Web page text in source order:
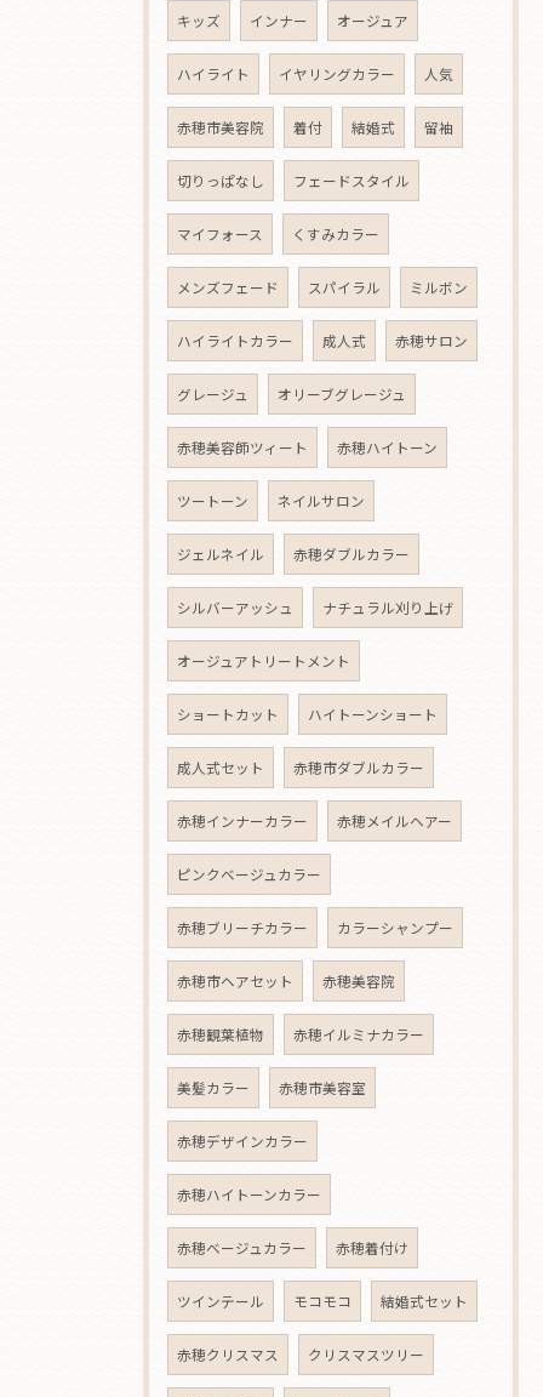
キッズ インナー オージュア
ハイライト イヤリングカラー 人気
赤穂市美容院 着付 結婚式 留袖
切りっぱなし フェードスタイル
マイフォース くすみカラー
メンズフェード スパイラル ミルボン
ハイライトカラー 成人式 赤穂サロン
グレージュ オリーブグレージュ
赤穂美容師ツィート 赤穂ハイトーン
ツートーン ネイルサロン
ジェルネイル 赤穂ダブルカラー
シルバーアッシュ ナチュラル刈り上げ
オージュアトリートメント
ショートカット ハイトーンショート
成人式セット 赤穂市ダブルカラー
赤穂インナーカラー 赤穂メイルヘアー
ピンクベージュカラー
赤穂ブリーチカラー カラーシャンプー
赤穂市ヘアセット 赤穂美容院
赤穂観葉植物 赤穂イルミナカラー
美髪カラー 赤穂市美容室
赤穂デザインカラー
赤穂ハイトーンカラー
赤穂ベージュカラー 赤穂着付け
ツインテール モコモコ 結婚式セット
赤穂クリスマス クリスマスツリー